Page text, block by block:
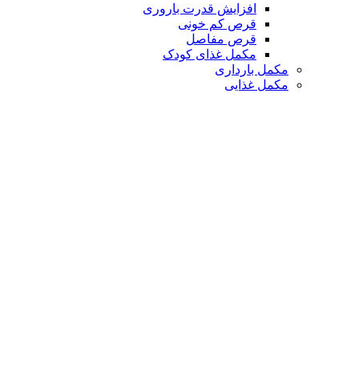
افزایش قدرت باروری
قرص کم خونی
قرص مفاصل
مکمل غذای کودک
مکمل بارداری
مکمل غذایی